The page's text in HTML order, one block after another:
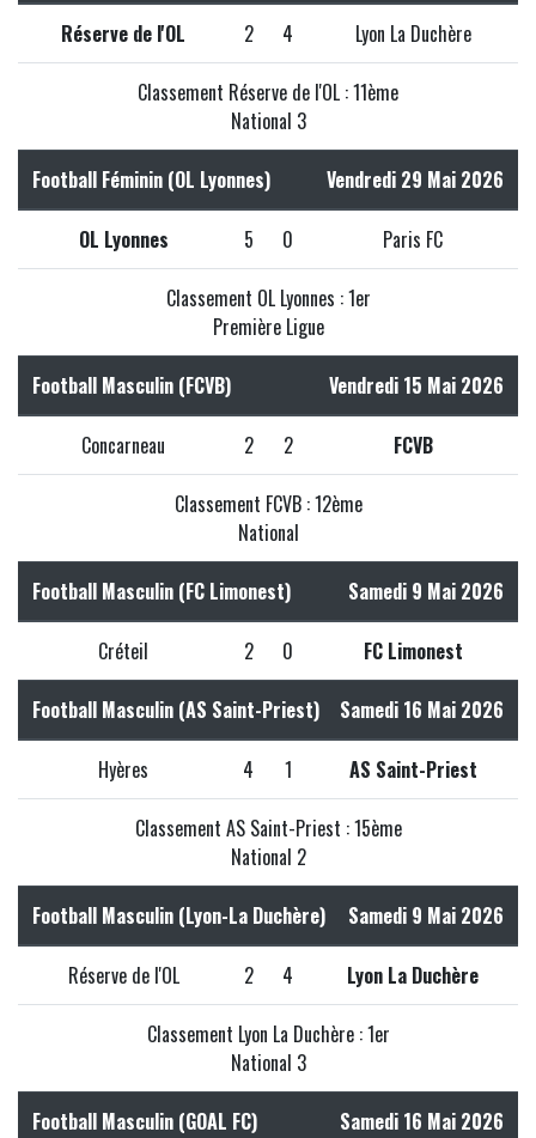
Réserve de l'OL 2 4 Lyon La Duchère
Classement Réserve de l'OL : 11ème
National 3
Football Féminin (OL Lyonnes) Vendredi 29 Mai 2026
OL Lyonnes 5 0 Paris FC
Classement OL Lyonnes : 1er
Première Ligue
Football Masculin (FCVB) Vendredi 15 Mai 2026
Concarneau 2 2 FCVB
Classement FCVB : 12ème
National
Football Masculin (FC Limonest) Samedi 9 Mai 2026
Créteil 2 0 FC Limonest
Football Masculin (AS Saint-Priest) Samedi 16 Mai 2026
Hyères 4 1 AS Saint-Priest
Classement AS Saint-Priest : 15ème
National 2
Football Masculin (Lyon-La Duchère) Samedi 9 Mai 2026
Réserve de l'OL 2 4 Lyon La Duchère
Classement Lyon La Duchère : 1er
National 3
Football Masculin (GOAL FC) Samedi 16 Mai 2026